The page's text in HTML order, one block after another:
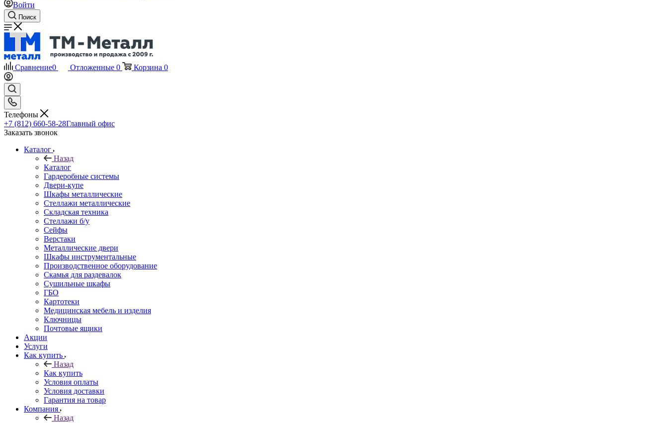
Войти
Поиск
Сравнение0 Отложенные 0 Корзина 0
Телефоны
+7 (812) 660-58-28Главный офис
Заказать звонок
Каталог
Назад
Каталог
Гардеробные системы
Двери-купе
Шкафы металлические
Стеллажи металлические
Складская техника
Стеллажи б/у
Сейфы
Верстаки
Металлические двери
Шкафы инструментальные
Производственное оборудование
Скамья для раздевалок
Сушильные шкафы
ГБО
Картотеки
Медицинская мебель и изделия
Ключницы
Почтовые ящики
Акции
Услуги
Как купить
Назад
Как купить
Условия оплаты
Условия доставки
Гарантия на товар
Компания
Назад